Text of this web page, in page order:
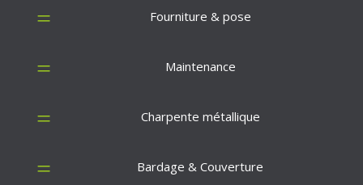
= Fourniture & pose
= Maintenance
= Charpente métallique
= Bardage & Couverture